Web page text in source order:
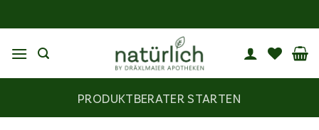
Inhalt
PRODUKTBERATER STARTEN